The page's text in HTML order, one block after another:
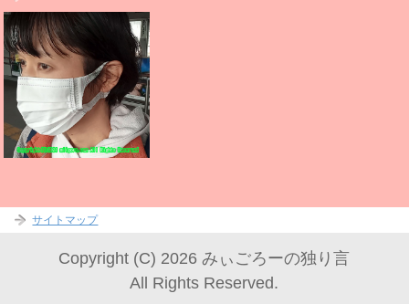
サイトマップ
Copyright (C) 2026 みぃごろーの独り言
All Rights Reserved.